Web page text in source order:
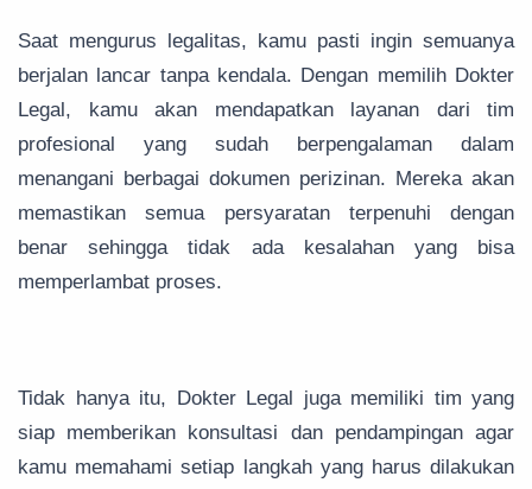
Saat mengurus legalitas, kamu pasti ingin semuanya
berjalan lancar tanpa kendala. Dengan memilih Dokter
Legal, kamu akan mendapatkan layanan dari tim
profesional yang sudah berpengalaman dalam
menangani berbagai dokumen perizinan. Mereka akan
memastikan semua persyaratan terpenuhi dengan
benar sehingga tidak ada kesalahan yang bisa
memperlambat proses.
Tidak hanya itu, Dokter Legal juga memiliki tim yang
siap memberikan konsultasi dan pendampingan agar
kamu memahami setiap langkah yang harus dilakukan